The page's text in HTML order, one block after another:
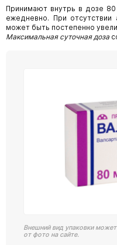
Принимают внутрь в дозе
ежедневно. При отсутствии
может быть постепенно
Максимальная суточная доза
Внешний вид упаковки может
от фото на сайте.